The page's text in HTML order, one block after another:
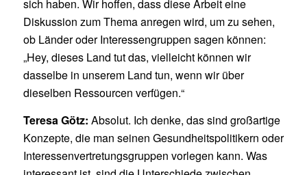
sich haben. Wir hoffen, dass diese Arbeit eine
Diskussion zum Thema anregen wird, um zu sehen,
ob Länder oder Interessengruppen sagen können:
„Hey, dieses Land tut das, vielleicht können wir
dasselbe in unserem Land tun, wenn wir über
dieselben Ressourcen verfügen.“
Teresa Götz: Absolut. Ich denke, das sind großartige
Konzepte, die man seinen Gesundheitspolitikern oder
Interessenvertretungsgruppen vorlegen kann. Was